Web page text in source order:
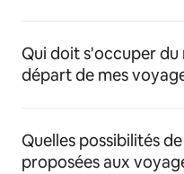
Qui doit s'occuper du
départ de mes
Quelles possibilités
proposées aux